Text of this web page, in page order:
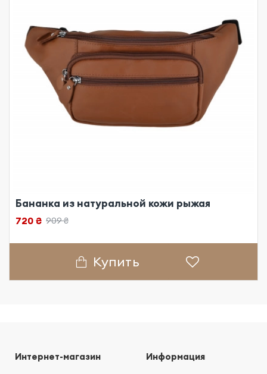
Бананка из натуральной кожи рыжая
720 ₴ 909 ₴
Купить
Интернет-магазин Информация